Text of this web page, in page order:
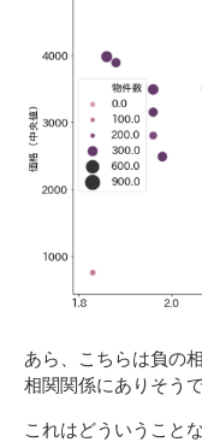
あら、こちらは負の
相関関係にありそうで
これはどういうこと